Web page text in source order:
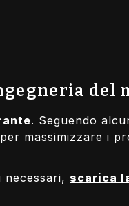
del
. Seguendo
massimizzare i
scarica